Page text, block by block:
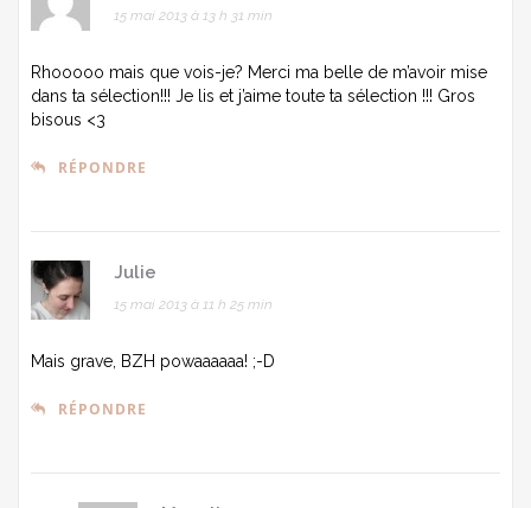
15 mai 2013 à 13 h 31 min
Rhooooo mais que vois-je? Merci ma belle de m’avoir mise
dans ta sélection!!! Je lis et j’aime toute ta sélection !!! Gros
bisous <3
RÉPONDRE
Julie
15 mai 2013 à 11 h 25 min
Mais grave, BZH powaaaaaa! ;-D
RÉPONDRE